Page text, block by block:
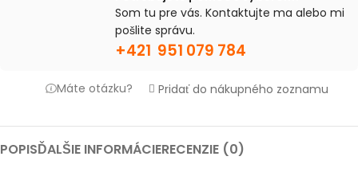
Som tu pre vás. Kontaktujte ma alebo mi
pošlite správu.
+421 951 079 784
Máte otázku? Pridať do nákupného zoznamu
POPISĎALŠIE INFORMÁCIERECENZIE (0)